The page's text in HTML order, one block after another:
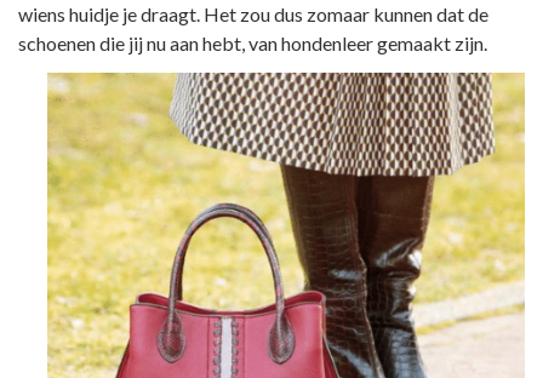
wiens huidje je draagt. Het zou dus zomaar kunnen dat de
schoenen die jij nu aan hebt, van hondenleer gemaakt zijn.